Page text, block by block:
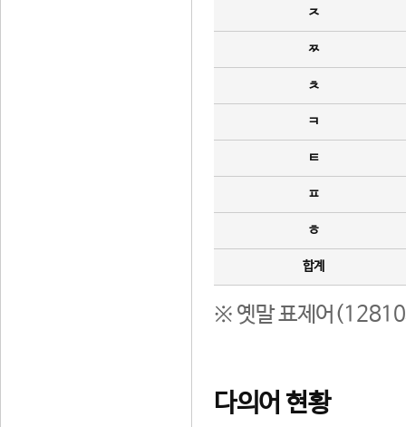
ㅈ
ㅉ
ㅊ
ㅋ
ㅌ
ㅍ
ㅎ
합계
※ 옛말 표제어(12810
다의어 현황